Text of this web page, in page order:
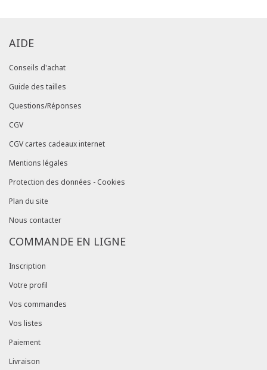
AIDE
Conseils d'achat
Guide des tailles
Questions/Réponses
CGV
CGV cartes cadeaux internet
Mentions légales
Protection des données - Cookies
Plan du site
Nous contacter
COMMANDE EN LIGNE
Inscription
Votre profil
Vos commandes
Vos listes
Paiement
Livraison